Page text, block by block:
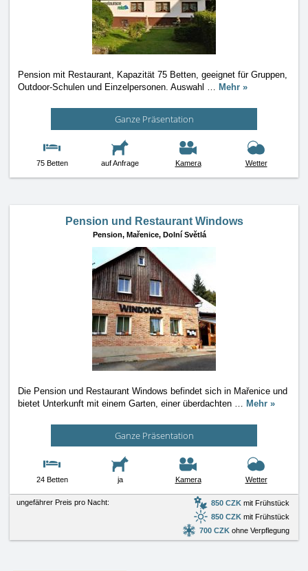
Pension mit Restaurant, Kapazität 75 Betten, geeignet für Gruppen,
Outdoor-Schulen und Einzelpersonen. Auswahl … Mehr »
Ganze Präsentation
75 Betten auf Anfrage Kamera Wetter
Pension und Restaurant Windows
Pension, Mařenice, Dolní Světlá
Die Pension und Restaurant Windows befindet sich in Mařenice und
bietet Unterkunft mit einem Garten, einer überdachten … Mehr »
Ganze Präsentation
24 Betten ja Kamera Wetter
ungefährer Preis pro Nacht: 850 CZK mit Frühstück
850 CZK mit Frühstück
700 CZK ohne Verpflegung